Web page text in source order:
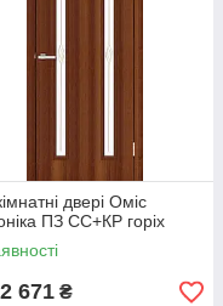
двері Оміс
ПЗ СС+КР горіх
2 671 ₴